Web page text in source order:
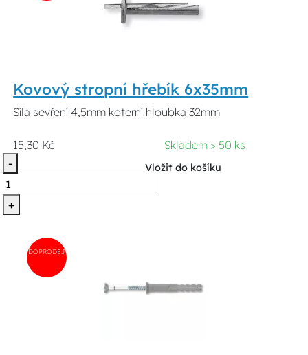
Kovový stropní hřebík 6x35mm
Síla sevření 4,5mm koterní hloubka 32mm
15,30 Kč
Skladem > 50 ks
-
+
Vložit do košíku
DOPRODEJ